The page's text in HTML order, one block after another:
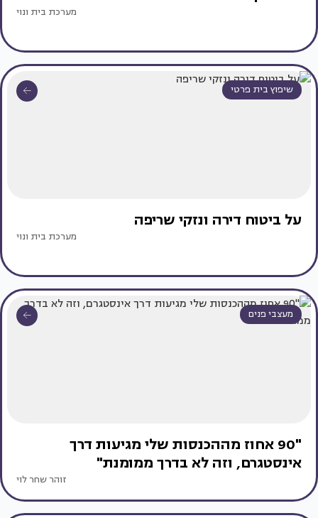
מערכת בית ונוי
שיפוץ בית פרטי
על ביטוח דירה ונזקי שריפה
מערכת בית ונוי
מעצבי פנים
"90 אחוז מההכנסות שלי מגיעות דרך
אינסטגרם, וזה לא בדרך ממומנת"
זוהר שחר לוי